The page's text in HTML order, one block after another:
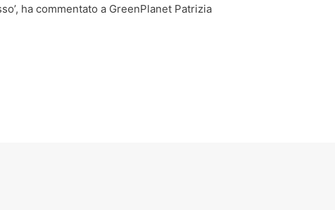
ha commentato a GreenPlanet Patrizia